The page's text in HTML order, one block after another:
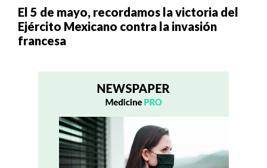
El 5 de mayo, recordamos la victoria del
Ejército Mexicano contra la invasión
francesa